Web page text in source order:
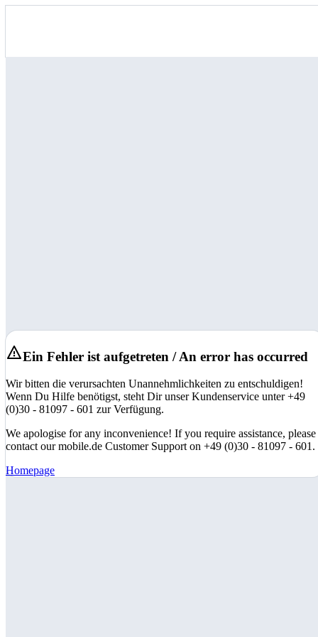
Ein Fehler ist aufgetreten / An error has occurred
Wir bitten die verursachten Unannehmlichkeiten zu entschuldigen!
Wenn Du Hilfe benötigst, steht Dir unser Kundenservice unter +49
(0)30 - 81097 - 601 zur Verfügung.
We apologise for any inconvenience! If you require assistance, please
contact our mobile.de Customer Support on +49 (0)30 - 81097 - 601.
Homepage